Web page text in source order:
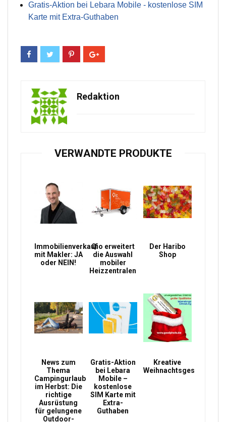
Gratis-Aktion bei Lebara Mobile - kostenlose SIM
Karte mit Extra-Guthaben
Redaktion
VERWANDTE PRODUKTE
Immobilienverkauf
mit Makler: JA
oder NEIN!
Qio erweitert
die Auswahl
mobiler
Heizzentralen
Der Haribo
Shop
News zum
Thema
Campingurlaub
im Herbst: Die
richtige
Ausrüstung
für gelungene
Outdoor-
Gratis-Aktion
bei Lebara
Mobile –
kostenlose
SIM Karte mit
Extra-
Guthaben
Kreative
Weihnachtsgeschenke